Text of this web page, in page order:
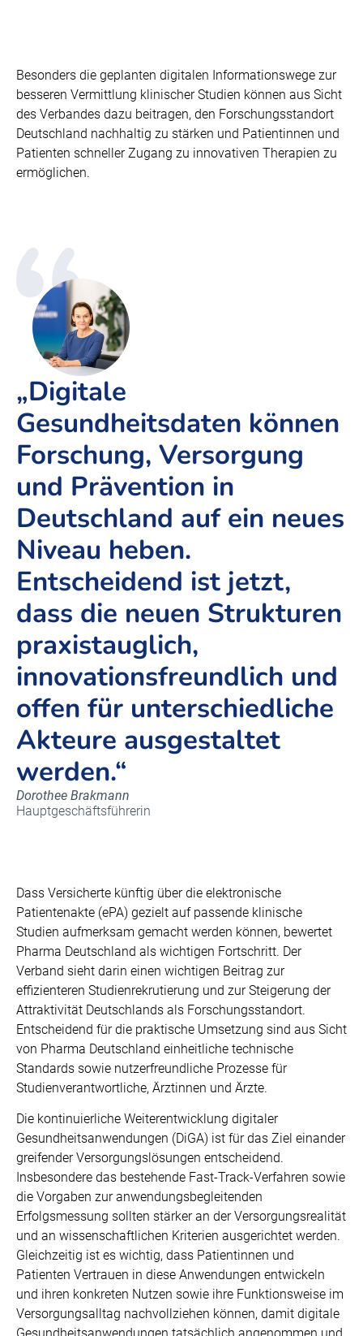
Besonders die geplanten digitalen Informationswege zur
besseren Vermittlung klinischer Studien können aus Sicht
des Verbandes dazu beitragen, den Forschungsstandort
Deutschland nachhaltig zu stärken und Patientinnen und
Patienten schneller Zugang zu innovativen Therapien zu
ermöglichen.
„Digitale
Gesundheitsdaten können
Forschung, Versorgung
und Prävention in
Deutschland auf ein neues
Niveau heben.
Entscheidend ist jetzt,
dass die neuen Strukturen
praxistauglich,
innovationsfreundlich und
offen für unterschiedliche
Akteure ausgestaltet
werden.“
Dorothee Brakmann
Hauptgeschäftsführerin
Dass Versicherte künftig über die elektronische
Patientenakte (ePA) gezielt auf passende klinische
Studien aufmerksam gemacht werden können, bewertet
Pharma Deutschland als wichtigen Fortschritt. Der
Verband sieht darin einen wichtigen Beitrag zur
effizienteren Studienrekrutierung und zur Steigerung der
Attraktivität Deutschlands als Forschungsstandort.
Entscheidend für die praktische Umsetzung sind aus Sicht
von Pharma Deutschland einheitliche technische
Standards sowie nutzerfreundliche Prozesse für
Studienverantwortliche, Ärztinnen und Ärzte.
Die kontinuierliche Weiterentwicklung digitaler
Gesundheitsanwendungen (DiGA) ist für das Ziel einander
greifender Versorgungslösungen entscheidend.
Insbesondere das bestehende Fast-Track-Verfahren sowie
die Vorgaben zur anwendungsbegleitenden
Erfolgsmessung sollten stärker an der Versorgungsrealität
und an wissenschaftlichen Kriterien ausgerichtet werden.
Gleichzeitig ist es wichtig, dass Patientinnen und
Patienten Vertrauen in diese Anwendungen entwickeln
und ihren konkreten Nutzen sowie ihre Funktionsweise im
Versorgungsalltag nachvollziehen können, damit digitale